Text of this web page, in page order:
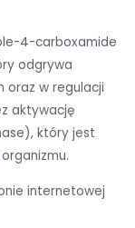
4-carboxamide
odgrywa
oraz w regulacji
aktywację
który jest
internetowej